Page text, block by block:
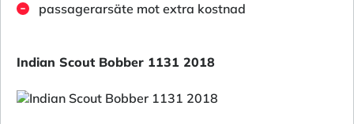
passagerarsäte mot extra kostnad
Indian Scout Bobber 1131 2018